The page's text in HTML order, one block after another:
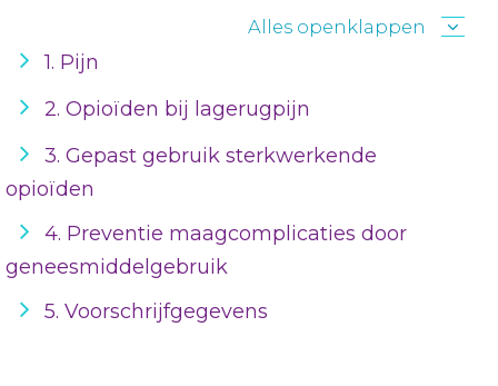
Alles openklappen
1. Pijn
2. Opioïden bij lagerugpijn
3. Gepast gebruik sterkwerkende
opioïden
4. Preventie maagcomplicaties door
geneesmiddelgebruik
5. Voorschrijfgegevens